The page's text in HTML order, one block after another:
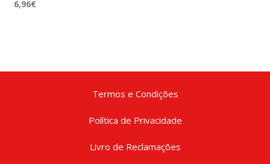
6,96€
Termos e Condições
Política de Privacidade
Livro de Reclamações